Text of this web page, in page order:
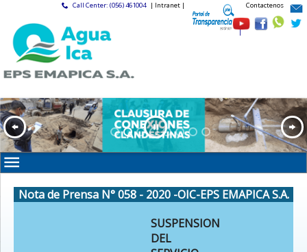
Call Center: (056) 461004 | Intranet |
|
Contactenos
Nota de Prensa N° 058 - 2020 -OIC-EPS EMAPICA S.A.
SUSPENSION
DEL